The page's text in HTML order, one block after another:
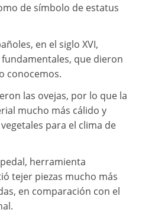
de símbolo de estatus
en el siglo XVI,
que dieron
conocemos.
las ovejas, por lo que la
mucho más cálido y
para el clima de
herramienta
tejer piezas mucho más
en comparación con el